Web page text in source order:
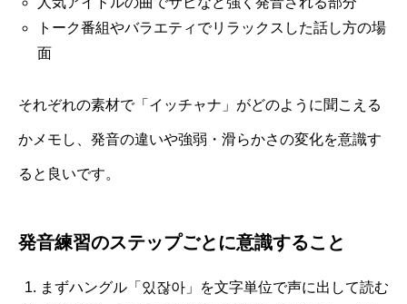
トーク番組やバラエティでリラックスした話し方の場
面
それぞれの素材で「イッチャナ」がどのように聞こえる
かメモし、発音の違いや強弱・滑らかさの変化を意識す
ると良いです。
発音練習のステップごとに意識すること
まずハングル「있잖아」を文字単位で声に出して読む